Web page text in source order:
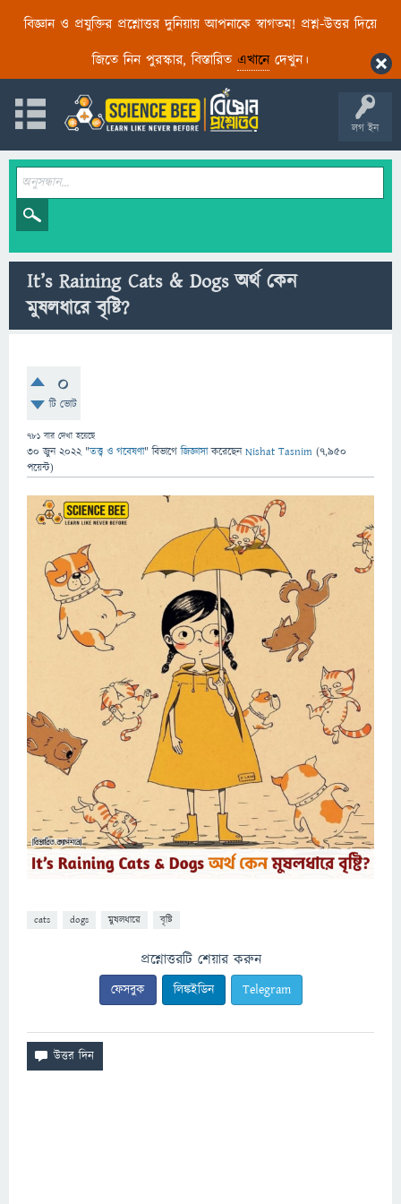
বিজ্ঞান ও প্রযুক্তির প্রশ্নোত্তর দুনিয়ায় আপনাকে স্বাগতম! প্রশ্ন-উত্তর দিয়ে
জিতে নিন পুরস্কার, বিস্তারিত এখানেদেখুন।
লগ ইন
It’s Raining Cats & Dogs অর্থ কেন
মুষলধারে বৃষ্টি?
0
টি ভোট
781 বার দেখা হয়েছে
30 জুন 2022 "তত্ত্ব ও গবেষণা" বিভাগে জিজ্ঞাসাকরেছেনNishat Tasnim (7,950
পয়েন্ট)
cats dogs মুষলধারে বৃষ্টি
প্রশ্নোত্তরটি শেয়ার করুন
ফেসবুক লিঙ্কইডিন Telegram